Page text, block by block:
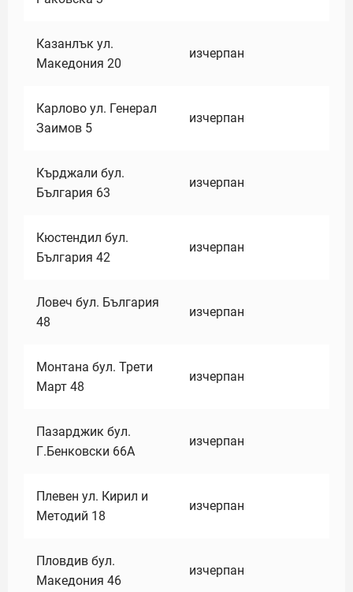
Казанлък ул.
Македония 20
изчерпан
Карлово ул. Генерал
Заимов 5
изчерпан
Кърджали бул.
България 63
изчерпан
Кюстендил бул.
България 42
изчерпан
Ловеч бул. България
48
изчерпан
Монтана бул. Трети
Март 48
изчерпан
Пазарджик бул.
Г.Бенковски 66А
изчерпан
Плевен ул. Кирил и
Методий 18
изчерпан
Пловдив бул.
Македония 46
изчерпан